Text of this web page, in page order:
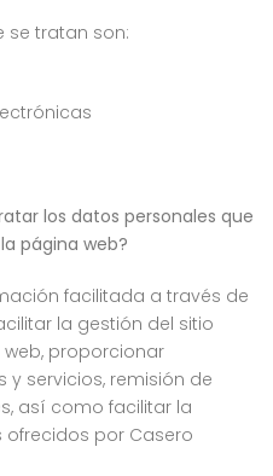
se tratan son:
los datos personales que
página web?
facilitada a través de
la gestión del sitio
web, proporcionar
servicios, remisión de
así como facilitar la
por Casero